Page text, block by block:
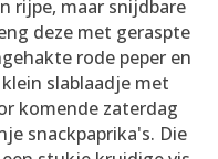
rijpe, maar snijdbare
deze met geraspte
rode peper en
slablaadje met
komende zaterdag
snackpaprika's. Die